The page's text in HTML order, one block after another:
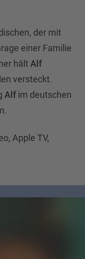
der mit
einer Familie
hält Alf
versteckt.
Alfim deutschen
Apple TV,